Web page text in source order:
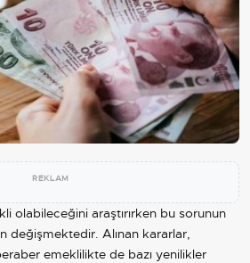
REKLAM
olabileceğini araştırırken bu sorunun
değişmektedir. Alınan kararlar,
emeklilikte de bazı yenilikler